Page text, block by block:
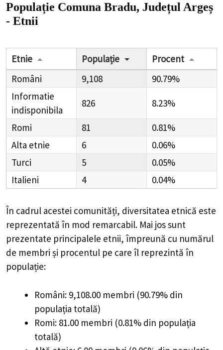
Populație Comuna Bradu, Județul Argeș
- Etnii
Etnie Populație
Procent
Români
9,108
90.79%
Informatie
indisponibila
826 8.23%
Romi 81
0.81%
Alta etnie
6
0.06%
Turci
5
0.05%
Italieni
4 0.04%
În cadrul acestei comunități, diversitatea etnică este
reprezentată în mod remarcabil. Mai jos sunt
prezentate principalele etnii, împreună cu numărul
de membri și procentul pe care îl reprezintă în
populație:
Români: 9,108.00 membri (90.79% din
populația totală)
Romi: 81.00 membri (0.81% din populația
totală)